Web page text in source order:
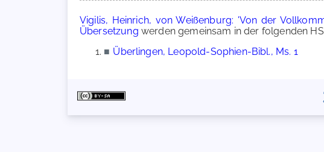
Vigilis, Heinrich, von Weißenburg: 'Von der
Übersetzung werden gemeinsam in der folgenden
■ Überlingen, Leopold-Sophien-Bibl., Ms. 1